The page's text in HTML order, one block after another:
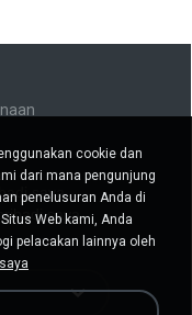
saya
saya
cookie dan
dari mana pengunjung
penelusuran Anda di
Web kami, Anda
pelacakan lainnya oleh